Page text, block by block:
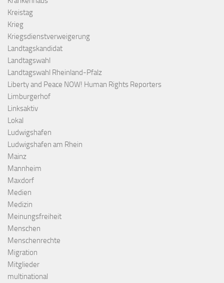
Kreistag
Krieg
Kriegsdienstverweigerung
Landtagskandidat
Landtagswahl
Landtagswahl Rheinland-Pfalz
Liberty and Peace NOW! Human Rights Reporters
Limburgerhof
Linksaktiv
Lokal
Ludwigshafen
Ludwigshafen am Rhein
Mainz
Mannheim
Maxdorf
Medien
Medizin
Meinungsfreiheit
Menschen
Menschenrechte
Migration
Mitglieder
multinational